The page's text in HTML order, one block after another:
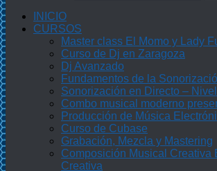
INICIO
CURSOS
Master class El Momo y Lady
Curso de Dj en Zaragoza
Dj Avanzado
Fundamentos de la
Sonorización en Directo –
Combo musical moderno
Producción de Música
Curso de Cubase
Grabación, Mezcla y Mastering
Composición Musical Creativa
Creativa